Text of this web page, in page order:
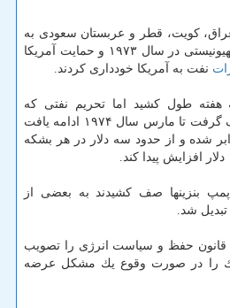
كویت، قطر و عربستان سعودی به
دنبال جنگ اعراب و رژیم صهیونیستی در سال ۱۹۷۳ و حمایت آمریكا
نفت به آمریكا خودداری كردند.
هفته طول كشید اما تحریم نفتی كه
كشورهای دیگری را نیز هدف گرفت تا مارس سال ۱۹۷۴ ادامه یافت
شده و از حدود سه دلار در هر بشكه
بنزینها صف كشیدند به بعضی از
شد.
كنگره آمریكا در سال ۱۹۷۵ قانون حفظ و سیاست انرژی را تصویب
را در صورت وقوع یك مشكل عرضه